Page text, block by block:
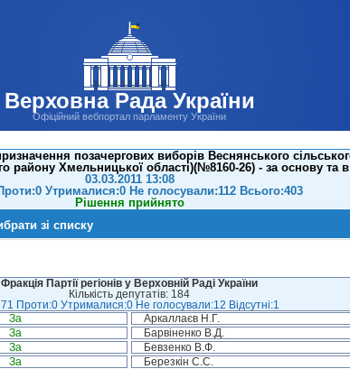
Верховна Рада України
Офіційний вебпортал парламенту України
позачергових виборів Веснянського
району Хмельницької області)(№8160-26) - за основу та
03.03.2011 13:08
Утрималися:0 Не голосували:112 Всього:403
Рішення прийнято
зі списку
Фракція Партії регіонів у Верховній Раді України
Кількість депутатів: 184
Проти:0 Утрималися:0 Не голосували:12 Відсутні:1
За Аркаллаєв Н.Г.
За Барвіненко В.Д.
За Бевзенко В.Ф.
За Березкін С.С.